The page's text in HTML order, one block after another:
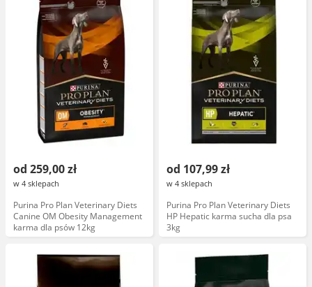
od 259,00 zł
w 4 sklepach
Purina Pro Plan Veterinary Diets
Canine OM Obesity Management
karma dla psów 12kg
od 107,99 zł
w 4 sklepach
Purina Pro Plan Veterinary Diets
HP Hepatic karma sucha dla psa
3kg